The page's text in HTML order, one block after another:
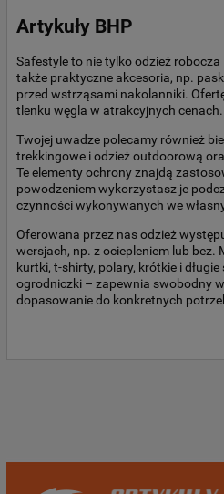
Artykuły BHP
Safestyle to nie tylko odzież
także praktyczne akcesoria, np.
przed wstrząsami nakolanniki.
tlenku węgla w atrakcyjnych cenach.
Twojej uwadze polecamy również
trekkingowe i odzież outdoorową
Te elementy ochrony znajdą
powodzeniem wykorzystasz je
czynności wykonywanych we
Oferowana przez nas odzież
wersjach, np. z ociepleniem lub bez.
kurtki, t-shirty, polary, krótkie i
ogrodniczki – zapewnia swobodny
dopasowanie do konkretnych